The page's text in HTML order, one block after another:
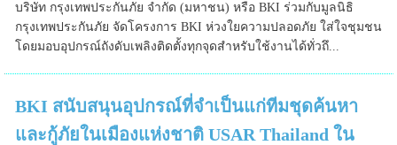
บริษัท กรุงเทพประกันภัย จำกัด (มหาชน) หรือ BKI ร่วมกับมูลนิธิ
กรุงเทพประกันภัย จัดโครงการ BKI ห่วงใยความปลอดภัย ใส่ใจชุมชน
โดยมอบอุปกรณ์ถังดับเพลิงติดตั้งทุกจุดสำหรับใช้งานได้ทั่วถึ...
BKI สนับสนุนอุปกรณ์ที่จำเป็นแก่ทีมชุดค้นหา
และกู้ภัยในเมืองแห่งชาติ USAR Thailand ใน